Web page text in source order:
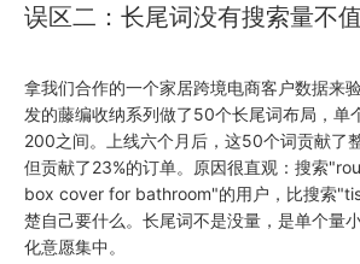
误区二：长尾词没有搜索量不
拿我们合作的一个家居跨境电商客户数据来
发的藤编收纳系列做了50个长尾词布局，单
200之间。上线六个月后，这50个词贡献了
但贡献了23%的订单。原因很直观：搜索
box cover for bathroom"的用户，比搜索
楚自己要什么。长尾词不是没量，是单个量
化意愿集中。